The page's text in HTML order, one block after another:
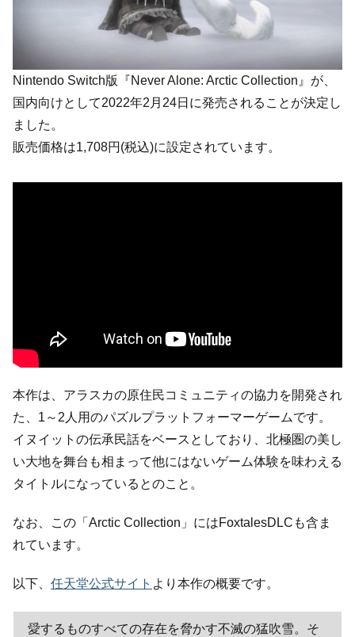
Nintendo Switch版『Never Alone: Arctic Collection』が、
国内向けとして2022年2月24日に発売されることが決定し
ました。
販売価格は1,708円(税込)に設定されています。
本作は、アラスカの原住民コミュニティの協力を開発され
た、1～2人用のパズルプラットフォーマーゲームです。
イヌイットの伝承民話をベースとしており、北極圏の美し
い大地を舞台も相まって他にはないゲーム体験を味わえる
タイトルになっているとのこと。
なお、この「Arctic Collection」にはFoxtalesDLCも含ま
れています。
以下、 任天堂公式サイト より本作の概要です。
愛するものすべての存在を脅かす不滅の猛吹雪。そ